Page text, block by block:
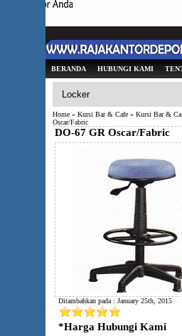
BERANDA HUBUNGI KAMI
Home » Kursi Bar & Cafe » Kursi Bar &
Oscar/Fabric
DO-67 GR Oscar/Fabric
Ditambahkan pada : January 25th, 2015
*Harga Hubungi Kami